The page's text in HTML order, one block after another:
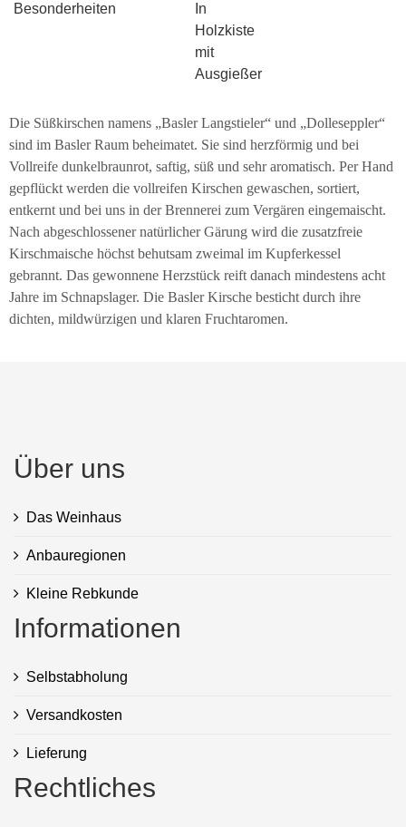
Besonderheiten
In
Holzkiste
mit
Ausgießer
Die Süßkirschen namens „Basler Langstieler“ und „Dolleseppler“
sind im Basler Raum beheimatet. Sie sind herzförmig und bei
Vollreife dunkelbraunrot, saftig, süß und sehr aromatisch. Per Hand
gepflückt werden die vollreifen Kirschen gewaschen, sortiert,
entkernt und bei uns in der Brennerei zum Vergären eingemaischt.
Nach abgeschlossener natürlicher Gärung wird die zusatzfreie
Kirschmaische höchst behutsam zweimal im Kupferkessel
gebrannt. Das gewonnene Herzstück reift danach mindestens acht
Jahre im Schnapslager. Die Basler Kirsche besticht durch ihre
dichten, mildwürzigen und klaren Fruchtaromen.
Über uns
Das Weinhaus
Anbauregionen
Kleine Rebkunde
Informationen
Selbstabholung
Versandkosten
Lieferung
Rechtliches